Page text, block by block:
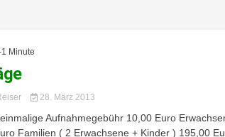
1 Minute
28. März 2013
Aufnahmegebühr 10,00 Euro
Familien ( 2 Erwachsene + Kinder ) 195,00